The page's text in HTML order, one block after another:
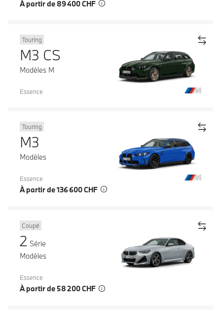
À partir de 89 400 CHF
Touring
M3 CS
Modèles M
Essence
Touring
M3
Modèles
Essence
À partir de 136 600 CHF
Coupé
2 Série
Modèles
Essence
À partir de 58 200 CHF